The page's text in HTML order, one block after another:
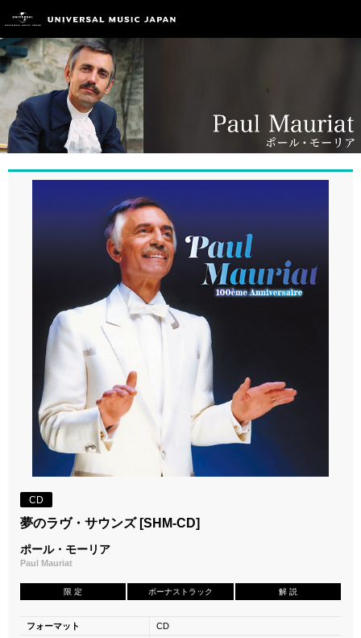
CD
夢のラヴ・サウンズ [SHM-CD]
ポール・モーリア
Paul Mauriat
限 定 ボーナストラック 解 説
フォーマット
CD